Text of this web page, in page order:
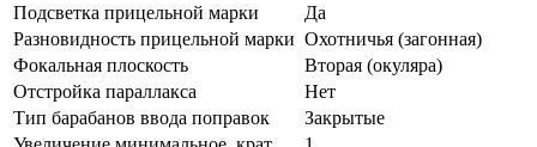
Подсветка прицельной марки
Да
Разновидность прицельной марки Охотничья (загонная)
Фокальная плоскость
Вторая (окуляра)
Отстройка параллакса
Нет
Тип барабанов ввода поправок
Закрытые